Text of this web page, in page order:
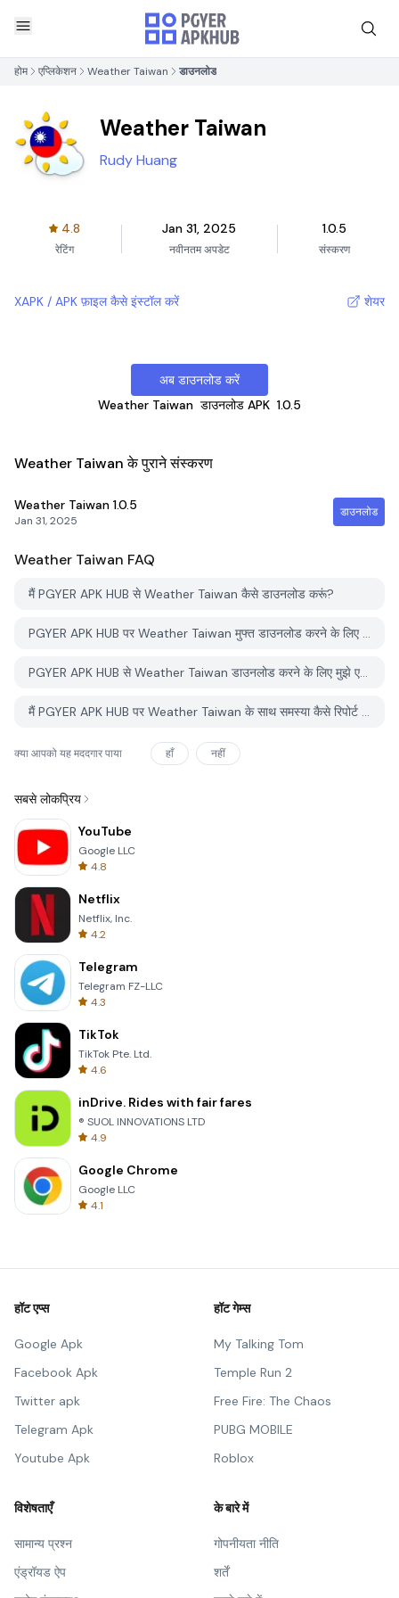
होम एप्लिकेशन Weather Taiwan डाउनलोड
Weather Taiwan
Rudy Huang
4.8
रेटिंग
Jan 31, 2025
नवीनतम अपडेट
1.0.5
संस्करण
XAPK / APK फ़ाइल कैसे इंस्टॉल करें शेयर
अब डाउनलोड करें
Weather Taiwan डाउनलोड APK 1.0.5
Weather Taiwan के पुराने संस्करण
Weather Taiwan 1.0.5
Jan 31, 2025
डाउनलोड
Weather Taiwan FAQ
मैं PGYER APK HUB से Weather Taiwan कैसे डाउनलोड करूं?
PGYER APK HUB पर Weather Taiwan मुफ्त डाउनलोड करने के लिए है?
PGYER APK HUB से Weather Taiwan डाउनलोड करने के लिए मुझे एक खाता चाहिए?
मैं PGYER APK HUB पर Weather Taiwan के साथ समस्या कैसे रिपोर्ट कर सकता हूँ?
क्या आपको यह मददगार पाया हाँ नहीं
सबसे लोकप्रिय
YouTube
Google LLC
4.8
Netflix
Netflix, Inc.
4.2
Telegram
Telegram FZ-LLC
4.3
TikTok
TikTok Pte. Ltd.
4.6
inDrive. Rides with fair fares
® SUOL INNOVATIONS LTD
4.9
Google Chrome
Google LLC
4.1
हॉट एप्स
Google Apk
Facebook Apk
Twitter apk
Telegram Apk
Youtube Apk
हॉट गेम्स
My Talking Tom
Temple Run 2
Free Fire: The Chaos
PUBG MOBILE
Roblox
विशेषताएँ
सामान्य प्रश्न
एंड्रॉयड ऐप
के बारे में
गोपनीयता नीति
शर्तें